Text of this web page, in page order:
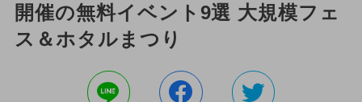
開催の無料イベント9選 大規模フェ
ス＆ホタルまつり